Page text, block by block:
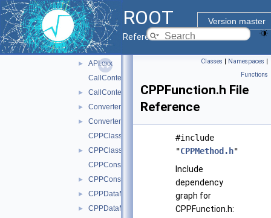
ROOT
Version master
Reference Guide
► cppyy-backend
▼ CPyCppyy
► include
▼ src
►
API.cxx
CallContext.cxx
► CallContext.h
► Converters.cxx
►
Converters.h
CPPClassMethod.cxx
►
CPPClassMethod.h
CPPConstructor.cxx
► CPPConstructor.h
► CPPDataMember.cxx
► CPPDataMember.h
Classes | Namespaces |
Functions
CPPFunction.h File
Reference
#include
"CPPMethod.h"
Include
dependency
graph for
CPPFunction.h: